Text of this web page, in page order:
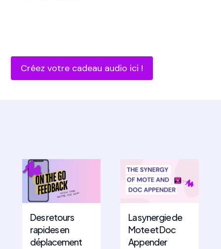
Créez votre cadeau audio ici !
Des retours
rapides en
déplacement
La synergie de
Mote et Doc
Appender